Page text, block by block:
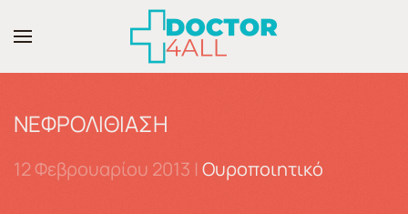
Skip to main content
ΝΕΦΡΟΛΙΘΙΑΣΗ
12 Φεβρουαρίου 2013 | Ουροποιητικό